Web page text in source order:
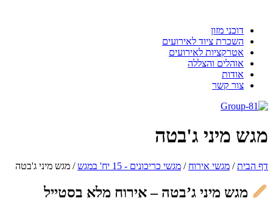
דוכני מזון
השכרת ציוד לאירועים
אטרקציות לאירועים
אוהלים והצללה
אודות
צור קשר
מיני ג'בטה
הבית/מגשי אירוח/מגשי כריכונים - 15 יח' במגש /מגש מיני ג'בטה
מגש מיני ג’בטה – אירוח מלא בסטייל